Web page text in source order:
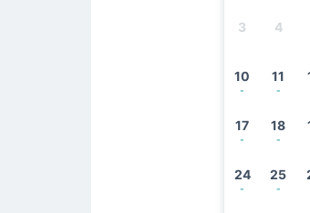
3 4
10
-
11
-
17
-
18
-
24
-
25
-